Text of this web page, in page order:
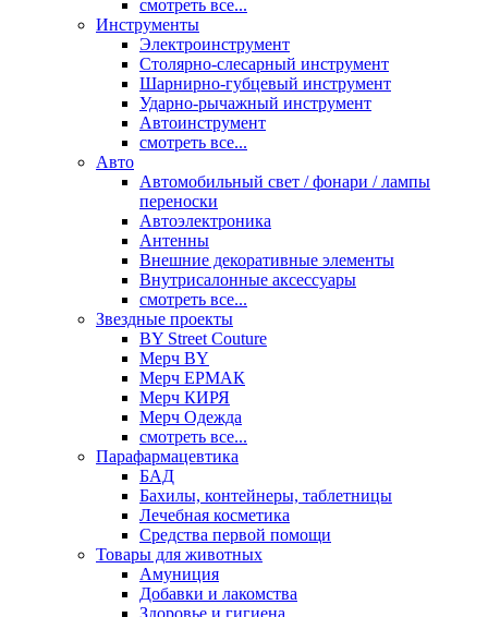
смотреть все...
Инструменты
Электроинструмент
Столярно-слесарный инструмент
Шарнирно-губцевый инструмент
Ударно-рычажный инструмент
Автоинструмент
смотреть все...
Авто
Автомобильный свет / фонари / лампы
переноски
Автоэлектроника
Антенны
Внешние декоративные элементы
Внутрисалонные аксессуары
смотреть все...
Звездные проекты
BY Street Couture
Мерч BY
Мерч ЕРМАК
Мерч КИРЯ
Мерч Одежда
смотреть все...
Парафармацевтика
БАД
Бахилы, контейнеры, таблетницы
Лечебная косметика
Средства первой помощи
Товары для животных
Амуниция
Добавки и лакомства
Здоровье и гигиена